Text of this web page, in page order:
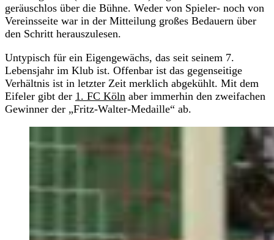
geräuschlos über die Bühne. Weder von Spieler- noch von
Vereinsseite war in der Mitteilung großes Bedauern über
den Schritt herauszulesen.
Untypisch für ein Eigengewächs, das seit seinem 7.
Lebensjahr im Klub ist. Offenbar ist das gegenseitige
Verhältnis ist in letzter Zeit merklich abgekühlt. Mit dem
Eifeler gibt der 1. FC Köln aber immerhin den zweifachen
Gewinner der „Fritz-Walter-Medaille“ ab.